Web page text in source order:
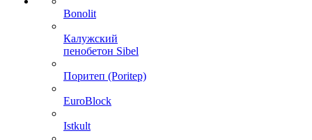
Bonolit
Калужский
пенобетон Sibel
Поритеп (Poritep)
EuroBlock
Istkult